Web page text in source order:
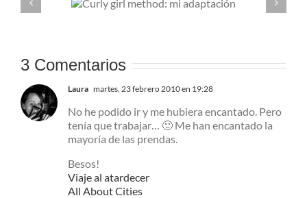
Cuatro productos
3 Comentarios
Laura martes, 23 febrero 2010 en 19:28
No he podido ir y me hubiera encantado. Pero
tenía que trabajar… 🙁 Me han encantado la
mayoría de las prendas.
Besos!
Viaje al atardecer
All About Cities